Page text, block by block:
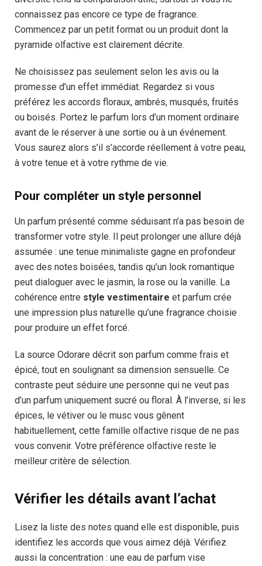
connaissez pas encore ce type de fragrance.
Commencez par un petit format ou un produit dont la
pyramide olfactive est clairement décrite.
Ne choisissez pas seulement selon les avis ou la
promesse d’un effet immédiat. Regardez si vous
préférez les accords floraux, ambrés, musqués, fruités
ou boisés. Portez le parfum lors d’un moment ordinaire
avant de le réserver à une sortie ou à un événement.
Vous saurez alors s’il s’accorde réellement à votre peau,
à votre tenue et à votre rythme de vie.
Pour compléter un style personnel
Un parfum présenté comme séduisant n’a pas besoin de
transformer votre style. Il peut prolonger une allure déjà
assumée : une tenue minimaliste gagne en profondeur
avec des notes boisées, tandis qu’un look romantique
peut dialoguer avec le jasmin, la rose ou la vanille. La
cohérence entre style vestimentaire et parfum crée
une impression plus naturelle qu’une fragrance choisie
pour produire un effet forcé.
La source Odorare décrit son parfum comme frais et
épicé, tout en soulignant sa dimension sensuelle. Ce
contraste peut séduire une personne qui ne veut pas
d’un parfum uniquement sucré ou floral. À l’inverse, si les
épices, le vétiver ou le musc vous gênent
habituellement, cette famille olfactive risque de ne pas
vous convenir. Votre préférence olfactive reste le
meilleur critère de sélection.
Vérifier les détails avant l’achat
Lisez la liste des notes quand elle est disponible, puis
identifiez les accords que vous aimez déjà. Vérifiez
aussi la concentration : une eau de parfum vise